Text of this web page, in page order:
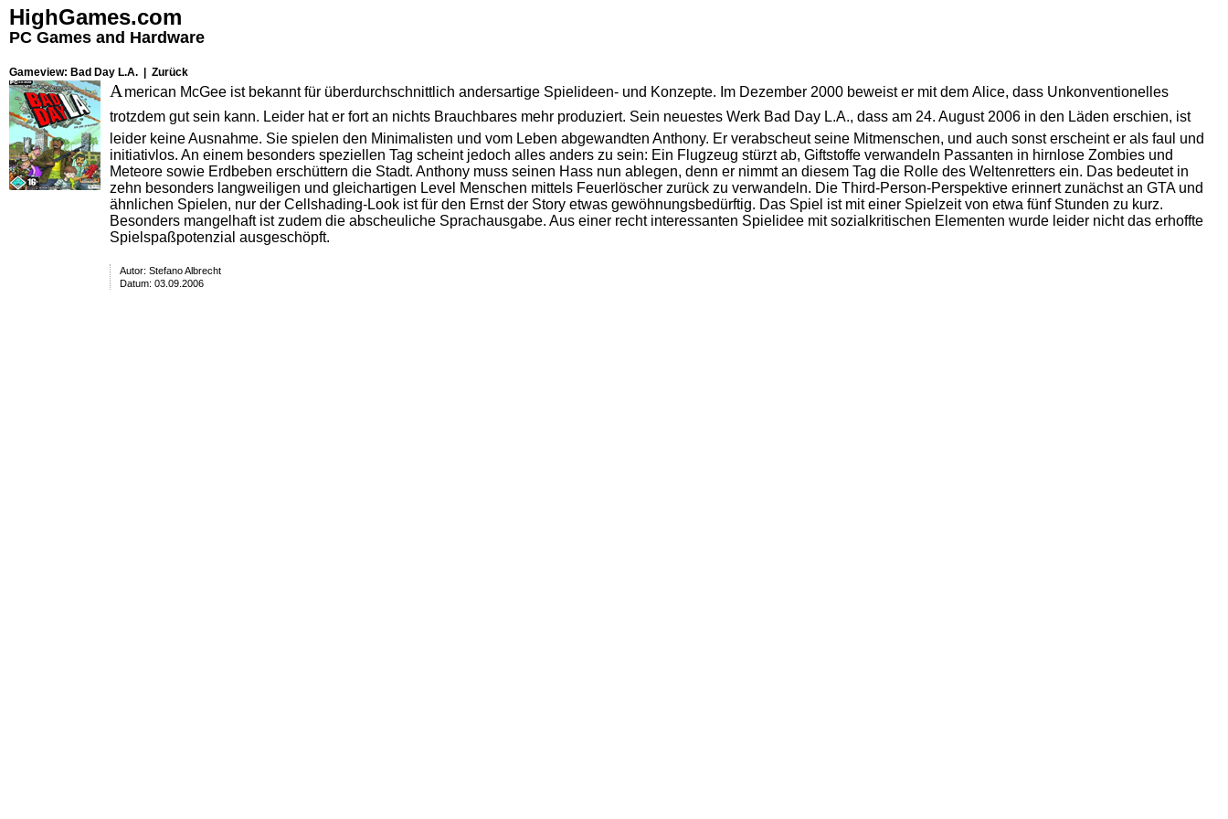
HighGames.com
PC Games and Hardware
Gameview: Bad Day L.A. | Zurück
A merican McGee ist bekannt für überdurchschnittlich andersartige Spielideen- und Konzepte. Im Dezember 2000 beweist er mit dem Alice, dass Unkonventionelles
trotzdem gut sein kann. Leider hat er fort an nichts Brauchbares mehr produziert. Sein neuestes Werk Bad Day L.A., dass am 24. August 2006 in den Läden erschien, ist
leider keine Ausnahme. Sie spielen den Minimalisten und vom Leben abgewandten Anthony. Er verabscheut seine Mitmenschen, und auch sonst erscheint er als faul und
initiativlos. An einem besonders speziellen Tag scheint jedoch alles anders zu sein: Ein Flugzeug stürzt ab, Giftstoffe verwandeln Passanten in hirnlose Zombies und
Meteore sowie Erdbeben erschüttern die Stadt. Anthony muss seinen Hass nun ablegen, denn er nimmt an diesem Tag die Rolle des Weltenretters ein. Das bedeutet in
zehn besonders langweiligen und gleichartigen Level Menschen mittels Feuerlöscher zurück zu verwandeln. Die Third-Person-Perspektive erinnert zunächst an GTA und
ähnlichen Spielen, nur der Cellshading-Look ist für den Ernst der Story etwas gewöhnungsbedürftig. Das Spiel ist mit einer Spielzeit von etwa fünf Stunden zu kurz.
Besonders mangelhaft ist zudem die abscheuliche Sprachausgabe. Aus einer recht interessanten Spielidee mit sozialkritischen Elementen wurde leider nicht das erhoffte
Spielspaßpotenzial ausgeschöpft.
Autor: Stefano Albrecht
Datum: 03.09.2006